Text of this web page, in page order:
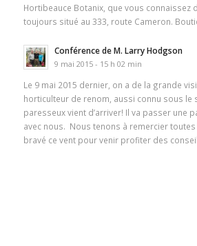
Hortibeauce Botanix, que vous connaissez
toujours situé au 333, route Cameron.
Conférence de M. Larry Hodgson
9 mai 2015 - 15 h 02 min
Le 9 mai 2015 dernier, on a de la grande
horticulteur de renom, aussi connu sous le
paresseux vient d’arriver! Il va passer une
avec nous. Nous tenons à remercier
bravé ce vent pour venir profiter des